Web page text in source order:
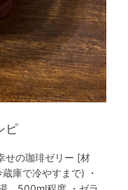
ピ
せの珈琲ゼリー [材
庫で冷やすまで) ・